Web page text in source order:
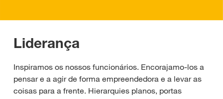
Liderança
Inspiramos os nossos funcionários. Encorajamo-los a
pensar e a agir de forma empreendedora e a levar as
coisas para a frente. Hierarquies planos, portas